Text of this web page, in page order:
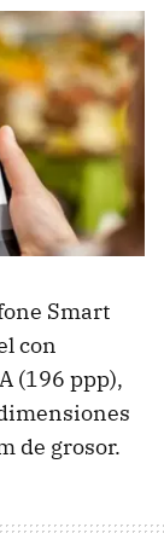
Smart
con
(196 ppp),
de grosor.